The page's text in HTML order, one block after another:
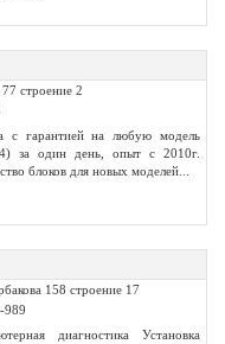
строение 2
с гарантией на любую модель
за один день, опыт с 2010г.
блоков для новых моделей...
158 строение 17
989
диагностика Установка